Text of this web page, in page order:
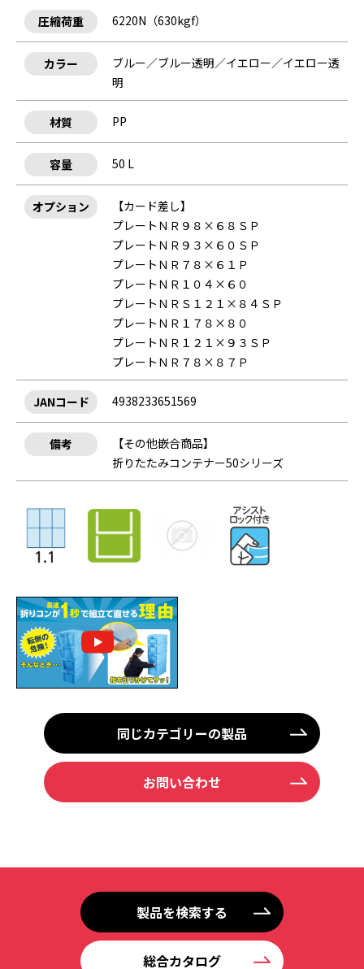
圧縮荷重 6220N（630kgf）
カラー
ブルー／ブルー透明／イエロー／イエロー透
明
材質 PP
容量 50 L
オプション
【カード差し】
プレートＮＲ９８×６８ＳＰ
プレートＮＲ９３×６０ＳＰ
プレートＮＲ７８×６１Ｐ
プレートＮＲ１０４×６０
プレートＮＲＳ１２１×８４ＳＰ
プレートＮＲ１７８×８０
プレートＮＲ１２１×９３ＳＰ
プレートＮＲ７８×８７Ｐ
JANコード 4938233651569
備考
【その他嵌合商品】
折りたたみコンテナー50シリーズ
同じカテゴリーの製品
お問い合わせ
製品を検索する
総合カタログ